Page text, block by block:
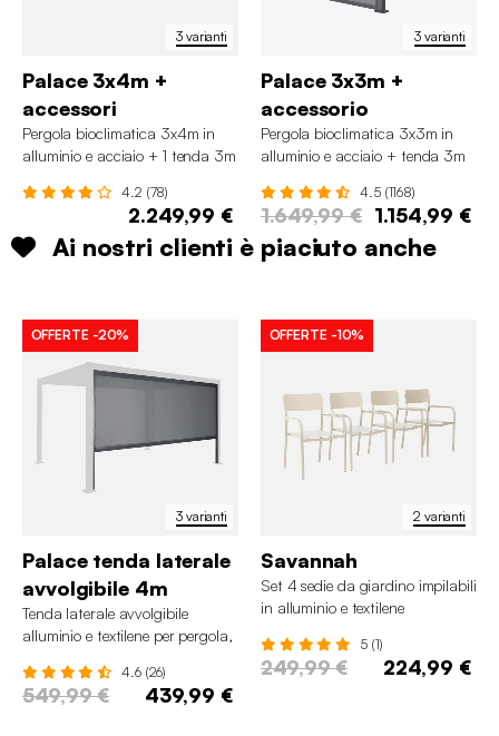
3 varianti
Palace 3x4m +
accessori
Pergola bioclimatica 3x4m in
alluminio e acciaio + 1 tenda 3m
4.2 (78)
2.249,99 €
3 varianti
Palace 3x3m +
accessorio
Pergola bioclimatica 3x3m in
alluminio e acciaio + tenda 3m
4.5 (1168)
1.649,99 € 1.154,99 €
Ai nostri clienti è piaciuto anche
3 varianti
OFFERTE -20%
Palace tenda laterale
avvolgibile 4m
Tenda laterale avvolgibile
alluminio e textilene per pergola,
4.6 (26)
549,99 € 439,99 €
2 varianti
OFFERTE -10%
Savannah
Set 4 sedie da giardino impilabili
in alluminio e textilene
5 (1)
249,99 € 224,99 €